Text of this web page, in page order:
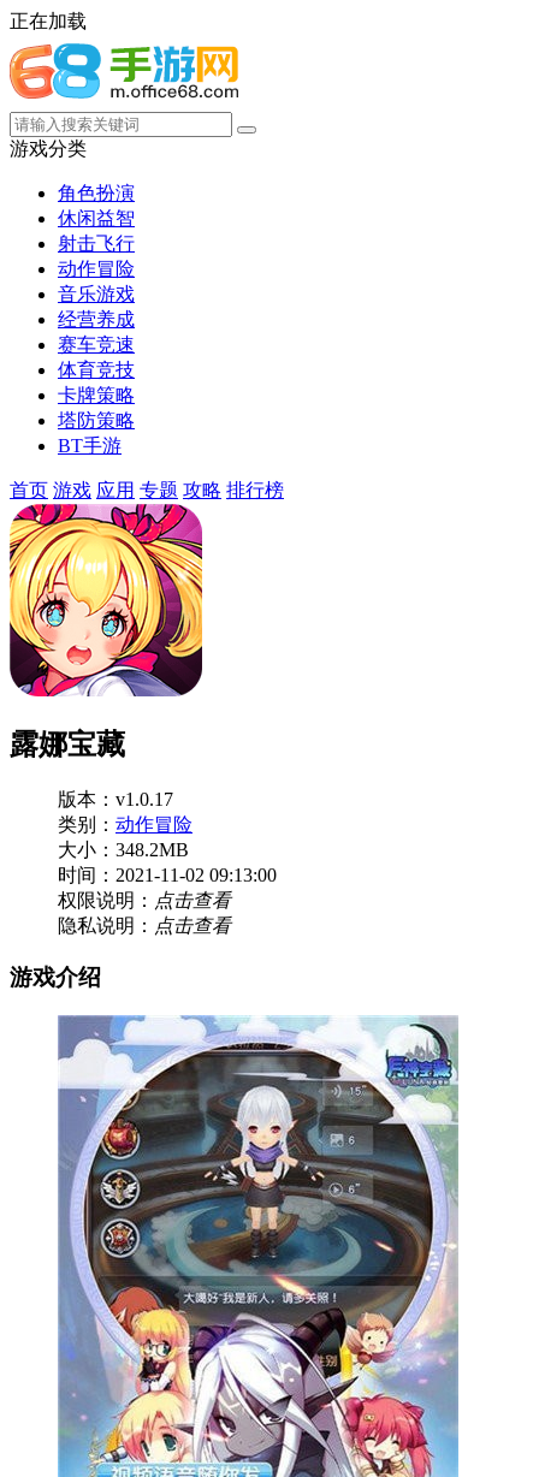
正在加载
游戏分类
角色扮演
休闲益智
射击飞行
动作冒险
音乐游戏
经营养成
赛车竞速
体育竞技
卡牌策略
塔防策略
BT手游
首页 游戏 应用 专题 攻略 排行榜
露娜宝藏
版本：v1.0.17
类别： 动作冒险
大小：348.2MB
时间：2021-11-02 09:13:00
权限说明： 点击查看
隐私说明： 点击查看
游戏介绍